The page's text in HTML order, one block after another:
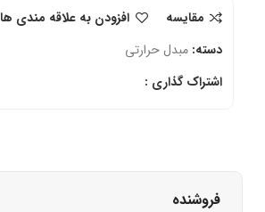
مقایسه
افزودن به علاقه مندی ها
دسته: مبدل حرارتی
اشتراک گذاری :
فروشنده